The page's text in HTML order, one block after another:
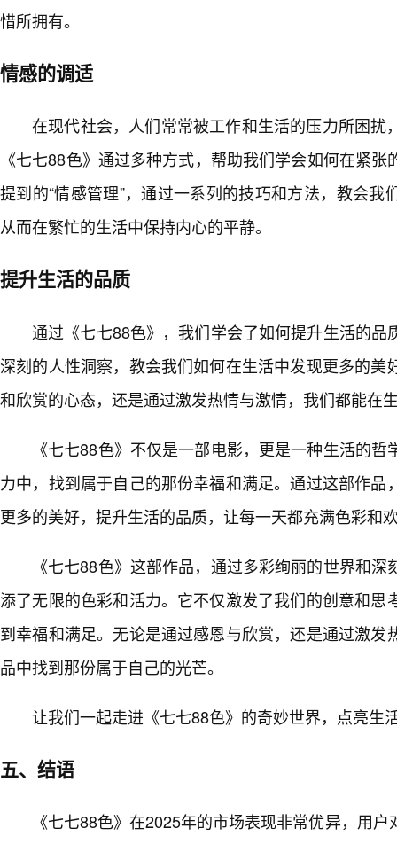
惜所拥有。
情感的调适
在现代社会，人们常常被工作和生活的压力所困扰
《七七88色》通过多种方式，帮助我们学会如何在紧
提到的“情感管理”，通过一系列的技巧和方法，教会我
从而在繁忙的生活中保持内心的平静。
提升生活的品质
通过《七七88色》，我们学会了如何提升生活的品
深刻的人性洞察，教会我们如何在生活中发现更多的美
和欣赏的心态，还是通过激发热情与激情，我们都能在
《七七88色》不仅是一部电影，更是一种生活的
力中，找到属于自己的那份幸福和满足。通过这部作品
更多的美好，提升生活的品质，让每一天都充满色彩和
《七七88色》这部作品，通过多彩绚丽的世界和
添了无限的色彩和活力。它不仅激发了我们的创意和思
到幸福和满足。无论是通过感恩与欣赏，还是通过激发
品中找到那份属于自己的光芒。
让我们一起走进《七七88色》的奇妙世界，点亮生
五、结语
《七七88色》在2025年的市场表现非常优异，用